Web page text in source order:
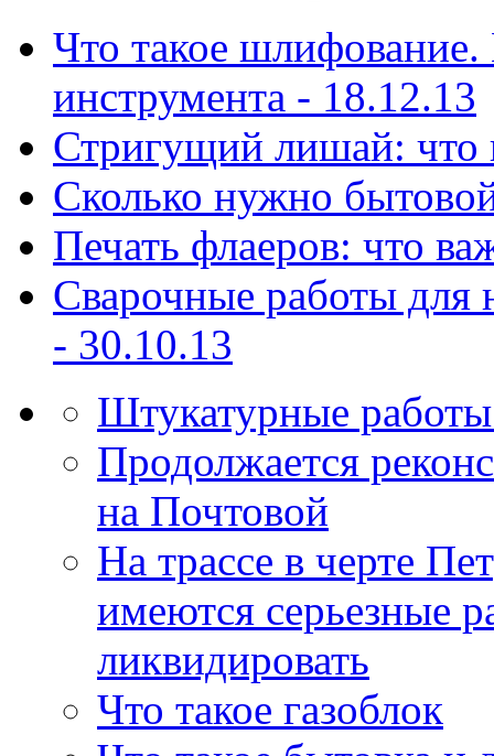
Что такое
инструмента - 18.12.13
Стригущий лишай: что
Сколько нужно
Печать флаеров: что
Сварочные работы для
- 30.10.13
Штукатурные
Продолжается
на Почтовой
На трассе в черте
имеются серьезные
ликвидировать
Что такое газоблок